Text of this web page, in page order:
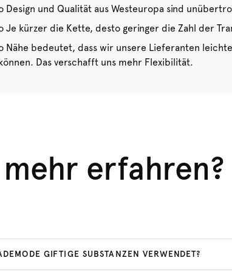
Design und Qualität aus Westeuropa sind
Je kürzer die Kette, desto geringer die Zahl der
Nähe bedeutet, dass wir unsere Lieferanten
Das verschafft uns mehr Flexibilität.
erfahren?
GIFTIGE SUBSTANZEN VERWENDET?